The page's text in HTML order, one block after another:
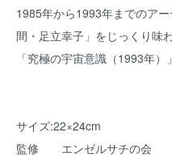
1985年から1993年までのア
間・足立幸子」をじっくり味
「究極の宇宙意識（1993年）
サイズ:22×24cm
監修 エンゼルサチの会